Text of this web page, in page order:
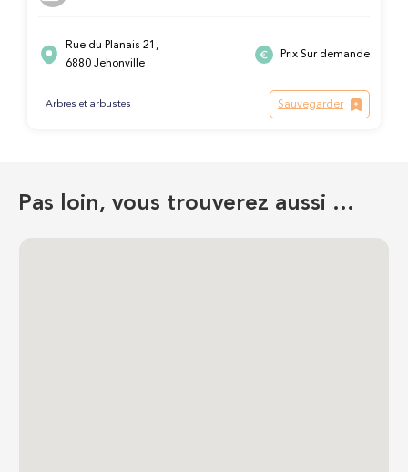
Rue du Planais 21,
6880 Jehonville
Prix Sur demande
Arbres et arbustes Sauvegarder
Pas loin, vous trouverez aussi …